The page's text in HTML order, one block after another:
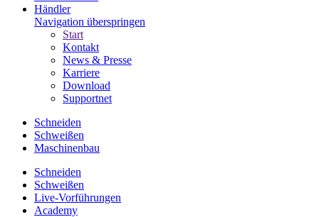
Händler
Navigation überspringen
Start
Kontakt
News & Presse
Karriere
Download
Supportnet
Schneiden
Schweißen
Maschinenbau
Schneiden
Schweißen
Live-Vorführungen
Academy